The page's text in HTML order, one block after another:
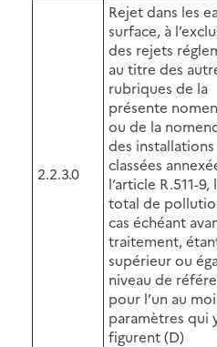
2.2.3.0
Rejet dans les
surface, à
des rejets
au titre des
rubriques de la
présente
ou de la
des installations
classées
l’article R.511-
total de
cas échéant
traitement,
supérieur ou
niveau de
pour l’un au
paramètres qui
figurent (D)